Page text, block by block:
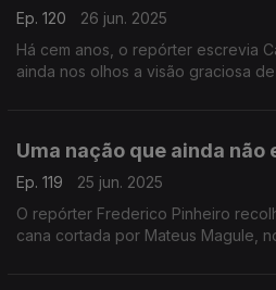
Ep. 120
26 jun. 2025
Há cem anos, o repórter escrevia
ainda nos olhos a visão graciosa de Túnis”.
Uma nação que ainda não
Ep. 119
25 jun. 2025
O repórter Frederico Pinheiro
cana cortada por Mateus Magule,